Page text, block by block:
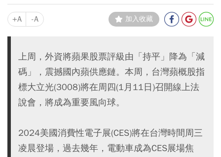
+A -A 加入收藏
上周，外資將蘋果股票評級由「持平」降為「減
碼」，震撼國內蘋供應鏈。本周，台灣蘋概股指
標大立光(3008)將在周四(1月11日)召開線上法
說會，將成為重要風向球。
2024美國消費性電子展(CES)將在台灣時間周三
凌晨登場，過去幾年，電動車成為CES展場焦